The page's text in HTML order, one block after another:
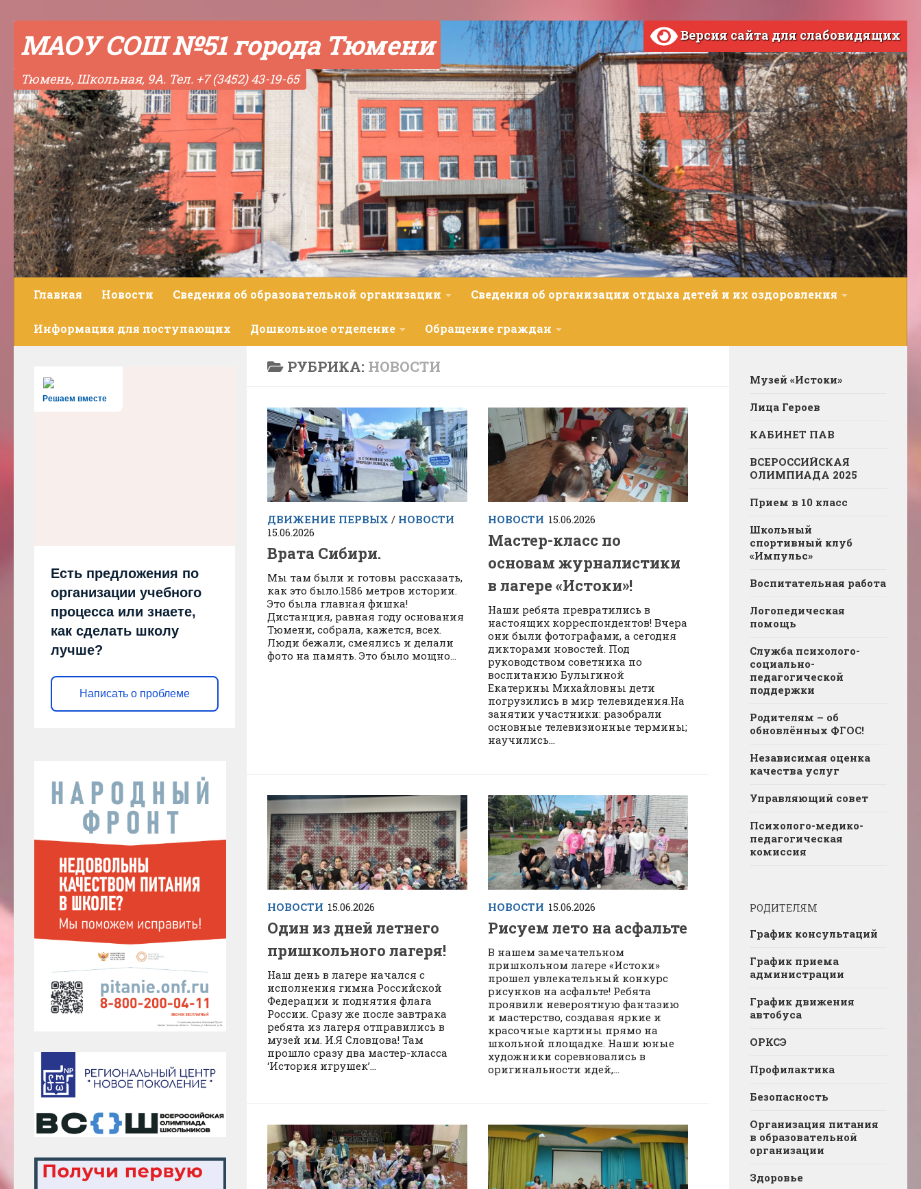
Skip to content
МАОУ СОШ №51 города Тюмени
Тюмень, Школьная, 9А. Тел. +7 (3452) 43-19-65
Версия сайта для слабовидящих
Главная Новости Сведения об образовательной организации Сведения об организации отдыха детей и их оздоровления
Информация для поступающих Дошкольное отделение Обращение граждан
РУБРИКА: НОВОСТИ
ДВИЖЕНИЕ ПЕРВЫХ / НОВОСТИ
15.06.2026
Врата Сибири.
Мы там были и готовы рассказать,
как это было.1586 метров истории.
Это была главная фишка!
Дистанция, равная году основания
Тюмени, собрала, кажется, всех.
Люди бежали, смеялись и делали
фото на память. Это было мощно...
НОВОСТИ 15.06.2026
Мастер-класс по
основам журналистики
в лагере «Истоки»!
Наши ребята превратились в
настоящих корреспондентов! Вчера
они были фотографами, а сегодня
дикторами новостей. Под
руководством советника по
воспитанию Булыгиной
Екатерины Михайловны дети
погрузились в мир телевидения.На
занятии участники: разобрали
основные телевизионные термины;
научились...
НОВОСТИ 15.06.2026
Один из дней летнего
пришкольного лагеря!
Наш день в лагере начался с
исполнения гимна Российской
Федерации и поднятия флага
России. Сразу же после завтрака
ребята из лагеря отправились в
музей им. И.Я Словцова! Там
прошло сразу два мастер-класса
‘История игрушек’...
НОВОСТИ 15.06.2026
Рисуем лето на асфальте
В нашем замечательном
пришкольном лагере «Истоки»
прошел увлекательный конкурс
рисунков на асфальте! Ребята
проявили невероятную фантазию
и мастерство, создавая яркие и
красочные картины прямо на
школьной площадке. Наши юные
художники соревновались в
оригинальности идей,...
Решаем вместе
Есть предложения по
организации учебного
процесса или знаете,
как сделать школу
лучше?
Написать о проблеме
Музей «Истоки»
Лица Героев
КАБИНЕТ ПАВ
ВСЕРОССИЙСКАЯ
ОЛИМПИАДА 2025
Прием в 10 класс
Школьный
спортивный клуб
«Импульс»
Воспитательная работа
Логопедическая
помощь
Служба психолого-
социально-
педагогической
поддержки
Родителям – об
обновлённых ФГОС!
Независимая оценка
качества услуг
Управляющий совет
Психолого-медико-
педагогическая
комиссия
РОДИТЕЛЯМ
График консультаций
График приема
администрации
График движения
автобуса
ОРКСЭ
Профилактика
Безопасность
Организация питания
в образовательной
организации
Здоровье